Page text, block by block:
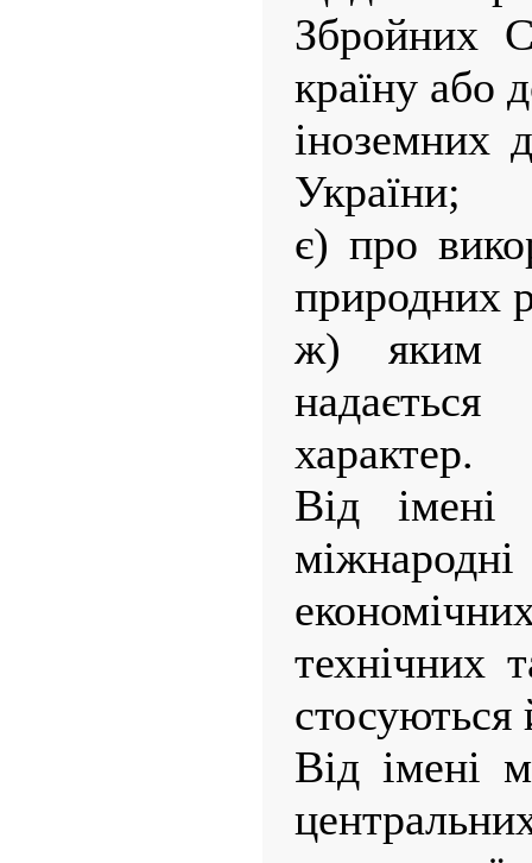
Збройних
країну або
іноземних
України;
є) про
природних
ж) яким
характер.
Від імені
технічних
стосуються
Від імені